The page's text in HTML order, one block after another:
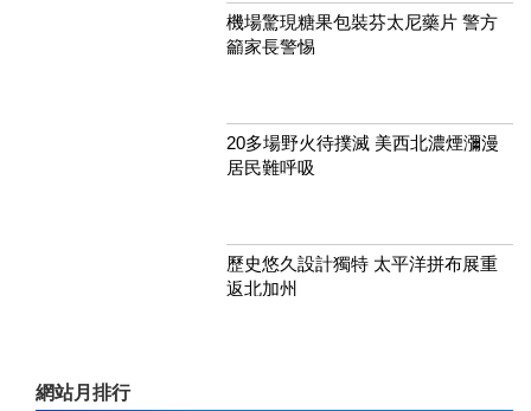
機場驚現糖果包裝芬太尼藥片 警方
籲家長警惕
20多場野火待撲滅 美西北濃煙瀰漫
居民難呼吸
歷史悠久設計獨特 太平洋拼布展重
返北加州
網站月排行